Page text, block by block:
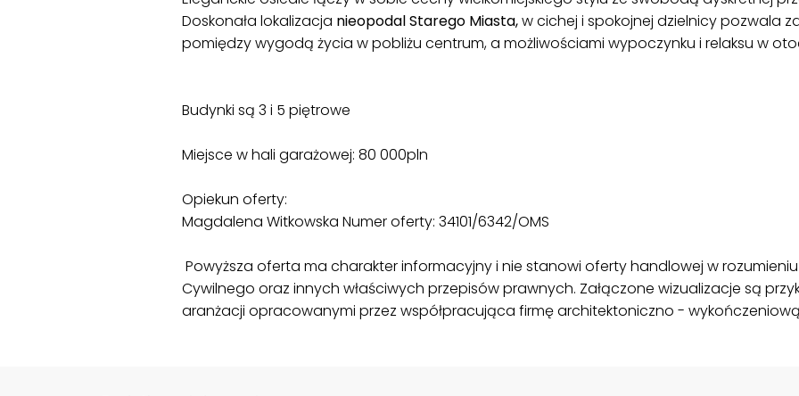
Doskonała lokalizacja nieopodal Starego Miasta,w cichej i spokojnej dzielnicy pozwala
pomiędzy wygodą życia w pobliżu centrum, a możliwościami wypoczynku i relaksu w
Budynki są 3 i 5 piętrowe
Miejsce w hali garażowej: 80 000pln
Opiekun oferty:
Magdalena Witkowska Numer oferty: 34101/6342/OMS
Powyższa oferta ma charakter informacyjny i nie stanowi oferty handlowej w rozumieniu
Cywilnego oraz innych właściwych przepisów prawnych. Załączone wizualizacje są
aranżacji opracowanymi przez współpracująca firmę architektoniczno -